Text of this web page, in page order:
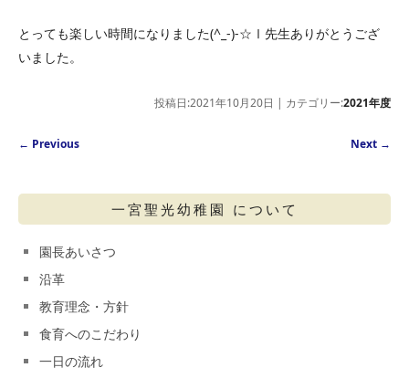
とっても楽しい時間になりました(^_-)-☆Ⅰ先生ありがとうござ
いました。
投稿日:2021年10月20日 | カテゴリー:2021年度
Post navigation
← Previous Next →
一宮聖光幼稚園 について
園長あいさつ
沿革
教育理念・方針
食育へのこだわり
一日の流れ